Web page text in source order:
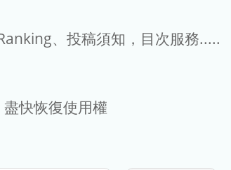
、投稿須知，目次服務.....
快恢復使用權